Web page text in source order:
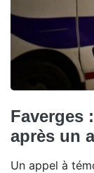
Faverges
après un
Un appel à